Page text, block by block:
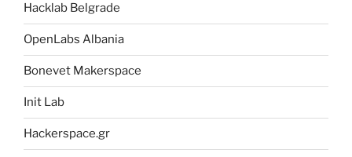
Hacklab Belgrade
OpenLabs Albania
Bonevet Makerspace
Init Lab
Hackerspace.gr